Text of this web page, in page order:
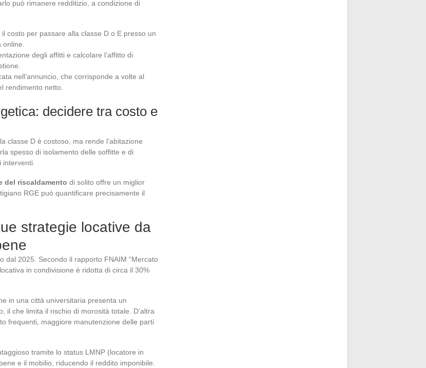
può rimanere redditizio, a condizione di
costo per passare alla classe D o E presso un
online.
degli affitti e calcolare l’affitto di
nell’annuncio, che corrisponde a volte al
rendimento netto.
decidere tra costo e
classe D è costoso, ma rende l’abitazione
spesso di isolamento delle soffitte e di
interventi.
del riscaldamento di solito offre un miglior
RGE può quantificare precisamente il
strategie locative da
dal 2025. Secondo il rapporto FNAIM “Mercato
in condivisione è ridotta di circa il 30%
in una città universitaria presenta un
il che limita il rischio di morosità totale. D’altra
frequenti, maggiore manutenzione delle parti
tramite lo status LMNP (locatore in
e il mobilio, riducendo il reddito imponibile.